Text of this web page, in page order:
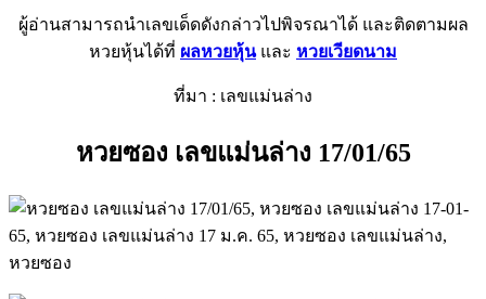
ผู้อ่านสามารถนำเลขเด็ดดังกล่าวไปพิจรณาได้ และติดตามผล
หวยหุ้นได้ที่ ผลหวยหุ้นและ หวยเวียดนาม
ที่มา : เลขแม่นล่าง
หวยซอง เลขแม่นล่าง 17/01/65